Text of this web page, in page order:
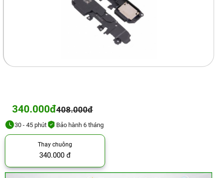
340.000đ408.000đ
30 - 45 phút Bảo hành 6 tháng
Thay chuông
340.000 đ